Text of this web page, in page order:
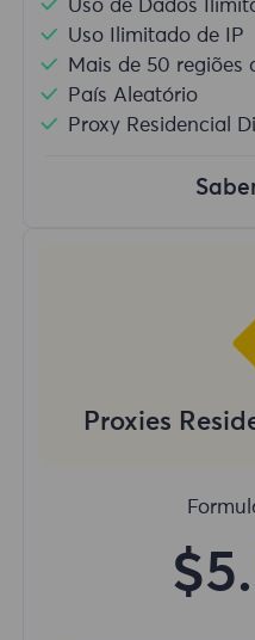
Uso de Dados
Uso Ilimitado de IP
Mais de 50 regiões
País Aleatório
Proxy Residencial
Proxies